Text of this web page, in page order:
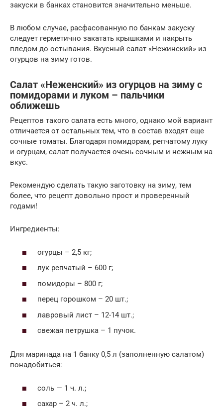
закуски в банках становится значительно меньше.
В любом случае, расфасованную по банкам закуску
следует герметично закатать крышками и накрыть
пледом до остывания. Вкусный салат «Нежинский» из
огурцов на зиму готов.
Салат «Неженский» из огурцов на зиму с
помидорами и луком – пальчики
оближешь
Рецептов такого салата есть много, однако мой вариант
отличается от остальных тем, что в состав входят еще
сочные томаты. Благодаря помидорам, репчатому луку
и огурцам, салат получается очень сочным и нежным на
вкус.
Рекомендую сделать такую заготовку на зиму, тем
более, что рецепт довольно прост и проверенный
годами!
Ингредиенты:
огурцы – 2,5 кг;
лук репчатый – 600 г;
помидоры – 800 г;
перец горошком – 20 шт.;
лавровый лист – 12-14 шт.;
свежая петрушка – 1 пучок.
Для маринада на 1 банку 0,5 л (заполненную салатом)
понадобиться:
соль — 1 ч. л.;
сахар – 2 ч. л.;